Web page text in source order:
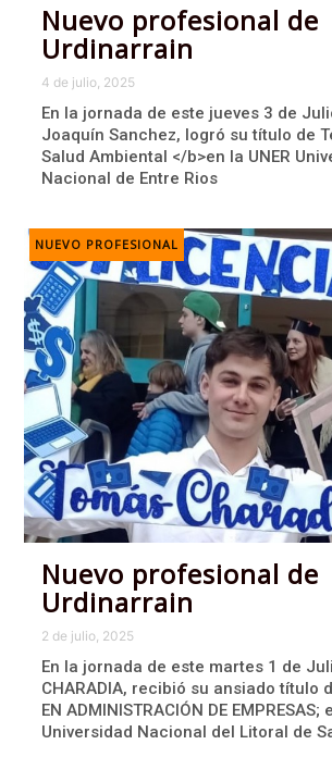
Nuevo profesional de
Urdinarrain
4 de julio, 2025
En la jornada de este jueves 3 de
Joaquín Sanchez, logró su título de
Salud Ambiental </b>en la UNER
Nacional de Entre Rios
NUEVO PROFESIONAL
Nuevo profesional de
Urdinarrain
2 de julio, 2025
En la jornada de este martes 1 de
CHARADIA, recibió su ansiado título
EN ADMINISTRACIÓN DE
Universidad Nacional del Litoral de